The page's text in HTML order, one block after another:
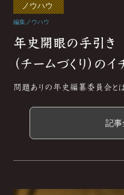
ノウハウ
編集ノウハウ
年史開眼の手引
（チームづくり）のイ
問題ありの年史編纂委員会と
記事